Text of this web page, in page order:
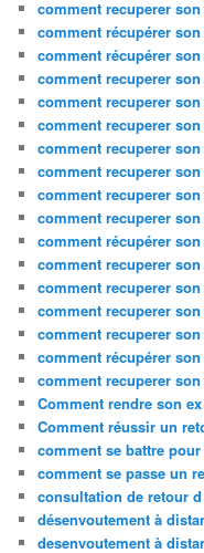
comment recuperer
comment récupérer
comment récupérer
comment recuperer
comment recuperer
comment recuperer
comment recuperer
comment recuperer
comment recuperer
comment recuperer
comment récupérer
comment recuperer
comment recuperer
comment recuperer
comment recuperer
comment récupérer
comment recuperer
Comment rendre son
Comment réussir un
comment se battre
comment se passe un
consultation de retour
désenvoutement à
desenvoutement à